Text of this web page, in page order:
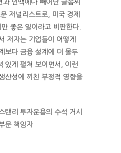
인맥에다 빼어난 글솜씨
저널리스트로, 미국 경제
만 좋은 일이라고 비판한다.
저자는 기업들이 어떻게
보다 금융 설계에 더 몰두
있게 펼쳐 보이면서, 이런
산성에 끼친 부정적 영향을
탠리 투자운용의 수석 거시
문 책임자